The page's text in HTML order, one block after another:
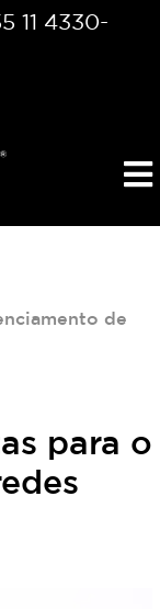
11 4330-
de
para o